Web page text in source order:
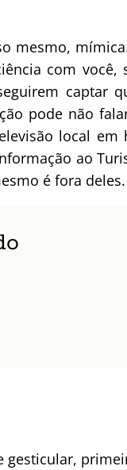
mesmo,
com
captar
pode não
local
ao
é fora deles.
gesticular,